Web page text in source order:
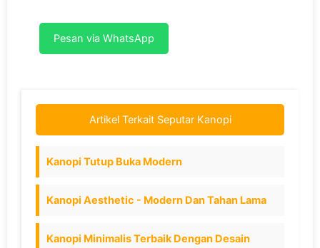
Pesan via WhatsApp
Artikel Terkait Seputar Kanopi
Kanopi Tutup Buka Modern
Kanopi Aesthetic - Modern Dan Tahan Lama
Kanopi Minimalis Terbaik Dengan Desain